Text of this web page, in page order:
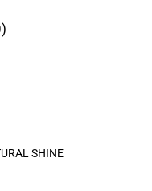
SHINE